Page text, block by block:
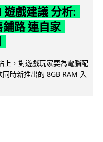
戲建議 分析:
路 連自家
，對遊戲玩家要為電腦配
時新推出的 8GB RAM 入